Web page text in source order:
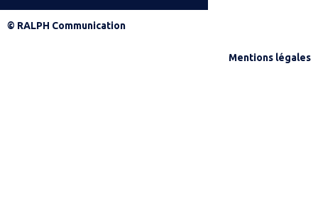
© RALPH Communication
Mentions légales